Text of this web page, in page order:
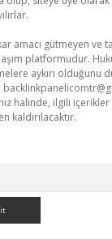
amacı gütmeyen ve
platformudur.
aykırı olduğunu
halinde, ilgili
kaldırılacaktır.